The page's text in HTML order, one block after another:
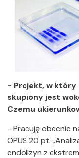
- Projekt, w który
skupiony jest
Czemu
- Pracuję obecnie
OPUS 20 pt.
endolizyn z